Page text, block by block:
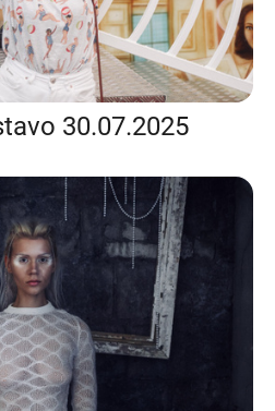
30.07.2025